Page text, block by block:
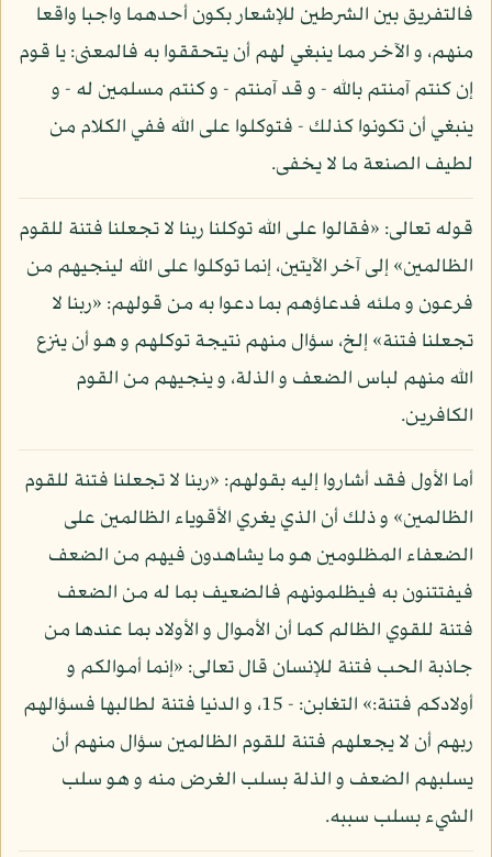
فالتفريق بين الشرطين للإشعار بكون أحدهما واجبا واقعا
منهم، و الآخر مما ينبغي لهم أن يتحققوا به فالمعنى: يا قوم
إن كنتم آمنتم بالله - و قد آمنتم - و كنتم مسلمين له - و
ينبغي أن تكونوا كذلك - فتوكلوا على الله ففي الكلام من
لطيف الصنعة ما لا يخفى.
قوله تعالى: «فقالوا على الله توكلنا ربنا لا تجعلنا فتنة للقوم
الظالمين» إلى آخر الآيتين، إنما توكلوا على الله لينجيهم من
فرعون و ملئه فدعاؤهم بما دعوا به من قولهم: «ربنا لا
تجعلنا فتنة» إلخ، سؤال منهم نتيجة توكلهم و هو أن ينزع
الله منهم لباس الضعف و الذلة، و ينجيهم من القوم
الكافرين.
أما الأول فقد أشاروا إليه بقولهم: «ربنا لا تجعلنا فتنة للقوم
الظالمين» و ذلك أن الذي يغري الأقوياء الظالمين على
الضعفاء المظلومين هو ما يشاهدون فيهم من الضعف
فيفتتنون به فيظلمونهم فالضعيف بما له من الضعف
فتنة للقوي الظالم كما أن الأموال و الأولاد بما عندها من
جاذبة الحب فتنة للإنسان قال تعالى: «إنما أموالكم و
أولادكم فتنة:» التغابن: - 15، و الدنيا فتنة لطالبها فسؤالهم
ربهم أن لا يجعلهم فتنة للقوم الظالمين سؤال منهم أن
يسلبهم الضعف و الذلة بسلب الغرض منه و هو سلب
الشيء بسلب سببه.